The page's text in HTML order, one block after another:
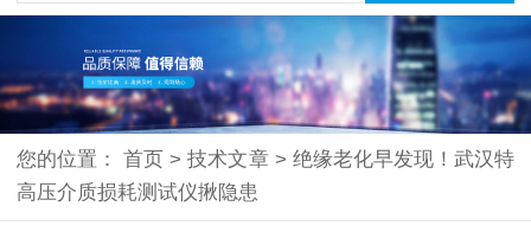
您的位置：首页 > 技术文章 > 绝缘老化早发现！武汉特
高压介质损耗测试仪揪隐患